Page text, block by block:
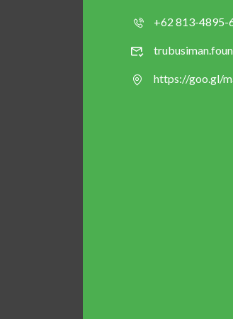
+62 813-4895-
https://goo.gl/